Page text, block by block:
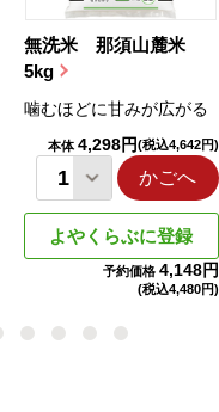
無洗米 那須山麓米
5kg
噛むほどに甘みが広がる
本体 4,298円(税込4,642円)
かごへ
よやくらぶに登録
予約価格 4,148円
(税込4,480円)